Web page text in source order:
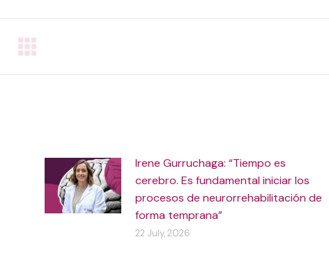
Irene Gurruchaga: “Tiempo es
cerebro. Es fundamental iniciar los
procesos de neurorrehabilitación de
forma temprana”
22 July, 2026